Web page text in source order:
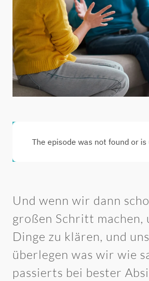
Und wenn wir dann
großen Schritt machen,
Dinge zu klären, und
überlegen was wir wie
passierts bei bester